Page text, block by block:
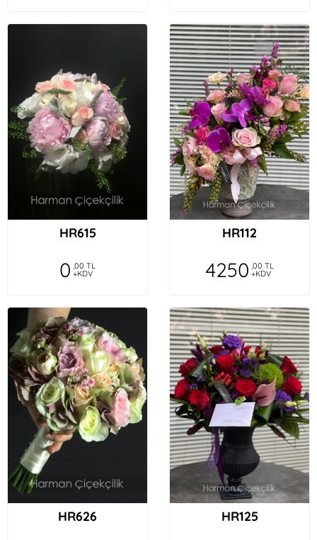
HR615
0 ,00 TL
+KDV
HR112
4250 ,00 TL
+KDV
HR626 HR125